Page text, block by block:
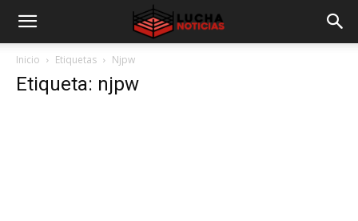
Inicio Etiquetas Njpw
Etiqueta: njpw